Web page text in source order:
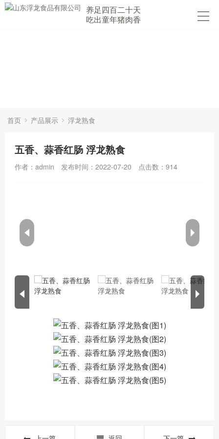
养足四百二十天
吃出童年猪肉香
首页 产品展示 浮龙熟食
五香、蒜香红肠 浮龙熟食
作者：admin 发布时间：2022-07-20 点击数： 914